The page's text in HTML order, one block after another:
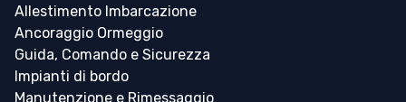
Allestimento Imbarcazione
Ancoraggio Ormeggio
Guida, Comando e Sicurezza
Impianti di bordo
Manutenzione e Rimessaggio